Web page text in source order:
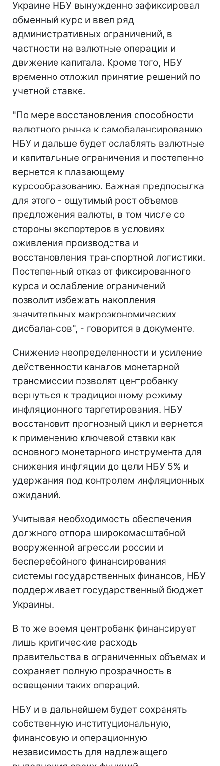
Украине НБУ вынужденно зафиксировал
обменный курс и ввел ряд
административных ограничений, в
частности на валютные операции и
движение капитала. Кроме того, НБУ
временно отложил принятие решений по
учетной ставке.
"По мере восстановления способности
валютного рынка к самобалансированию
НБУ и дальше будет ослаблять валютные
и капитальные ограничения и постепенно
вернется к плавающему
курсообразованию. Важная предпосылка
для этого - ощутимый рост объемов
предложения валюты, в том числе со
стороны экспортеров в условиях
оживления производства и
восстановления транспортной логистики.
Постепенный отказ от фиксированного
курса и ослабление ограничений
позволит избежать накопления
значительных макроэкономических
дисбалансов", - говорится в документе.
Снижение неопределенности и усиление
действенности каналов монетарной
трансмиссии позволят центробанку
вернуться к традиционному режиму
инфляционного таргетирования. НБУ
восстановит прогнозный цикл и вернется
к применению ключевой ставки как
основного монетарного инструмента для
снижения инфляции до цели НБУ 5% и
удержания под контролем инфляционных
ожиданий.
Учитывая необходимость обеспечения
должного отпора широкомасштабной
вооруженной агрессии россии и
бесперебойного финансирования
системы государственных финансов, НБУ
поддерживает государственный бюджет
Украины.
В то же время центробанк финансирует
лишь критические расходы
правительства в ограниченных объемах и
сохраняет полную прозрачность в
освещении таких операций.
НБУ и в дальнейшем будет сохранять
собственную институциональную,
финансовую и операционную
независимость для надлежащего